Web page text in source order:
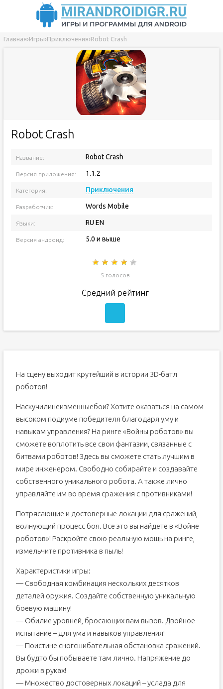
Главная›Игры›Приключения›Robot Crash
Robot Crash
Название: Robot Crash
Версия приложения: 1.1.2
Категория: Приключения
Разработчик: Words Mobile
Языки: RU EN
Версия андроид: 5.0 и выше
5 голосов
Средний рейтинг
На сцену выходит крутейший в истории 3D-батл
роботов!
Наскучилинеизменныебои? Хотите оказаться на самом
высоком подиуме победителя благодаря уму и
навыкам управления? На ринге «Войны роботов» вы
сможете воплотить все свои фантазии, связанные с
битвами роботов! Здесь вы сможете стать лучшим в
мире инженером. Свободно собирайте и создавайте
собственного уникального робота. А также лично
управляйте им во время сражения с противниками!
Потрясающие и достоверные локации для сражений,
волнующий процесс боя. Все это вы найдете в «Войне
роботов»! Раскройте свою реальную мощь на ринге,
измельчите противника в пыль!
Характеристики игры:
— Свободная комбинация нескольких десятков
деталей оружия. Создайте собственную уникальную
боевую машину!
— Обилие уровней, бросающих вам вызов. Двойное
испытание – для ума и навыков управления!
— Поистине сногсшибательная обстановка сражений.
Вы будто бы побываете там лично. Напряжение до
дрожи в руках!
— Множество достоверных локаций – услада для